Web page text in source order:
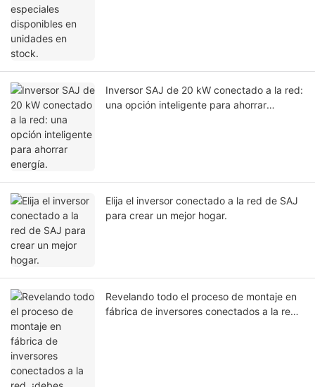
Inversor SAJ de 20 kW conectado a la red:
una opción inteligente para ahorrar
Elija el inversor conectado a la red de SAJ
para crear un mejor hogar.
Revelando todo el proceso de montaje en
fábrica de inversores conectados a la red,